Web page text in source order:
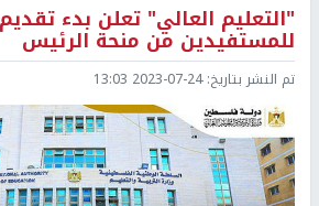
"التعليم العالي" تعلن بدء
للمستفيدين من منحة الرئيس
تم النشر بتاريخ:2023-07-24 13:03